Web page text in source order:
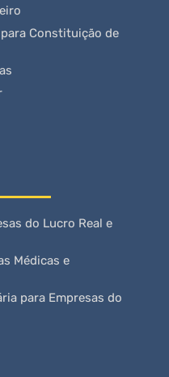
Constituição de
do Lucro Real e
Médicas e
para Empresas do